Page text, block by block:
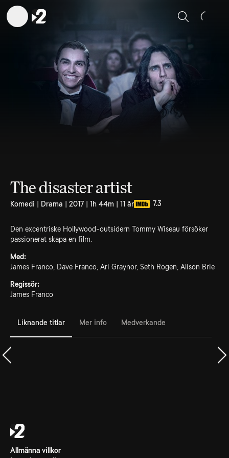
Sök
The disaster artist
Komedi | Drama | 2017 | 1h 44m | 11 år 7.3
Den excentriske Hollywood-outsidern Tommy Wiseau försöker
passionerat skapa en film.
Med:
James Franco, Dave Franco, Ari Graynor, Seth Rogen, Alison Brie
Regissör:
James Franco
Liknande titlar Mer info Medverkande
Allmänna villkor